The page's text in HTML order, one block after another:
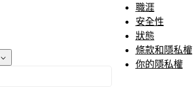
職涯
安全性
狀態
條款和隱私權
你的隱私權